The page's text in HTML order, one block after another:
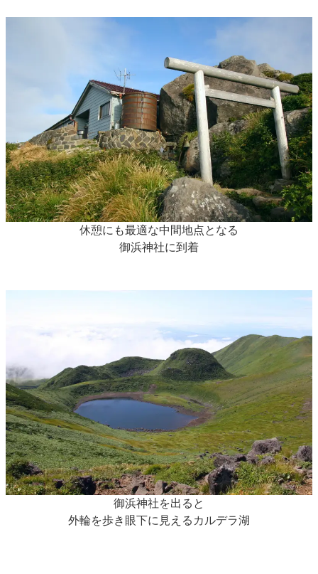
休憩にも最適な中間地点となる
御浜神社に到着
御浜神社を出ると
外輪を歩き眼下に見えるカルデラ湖